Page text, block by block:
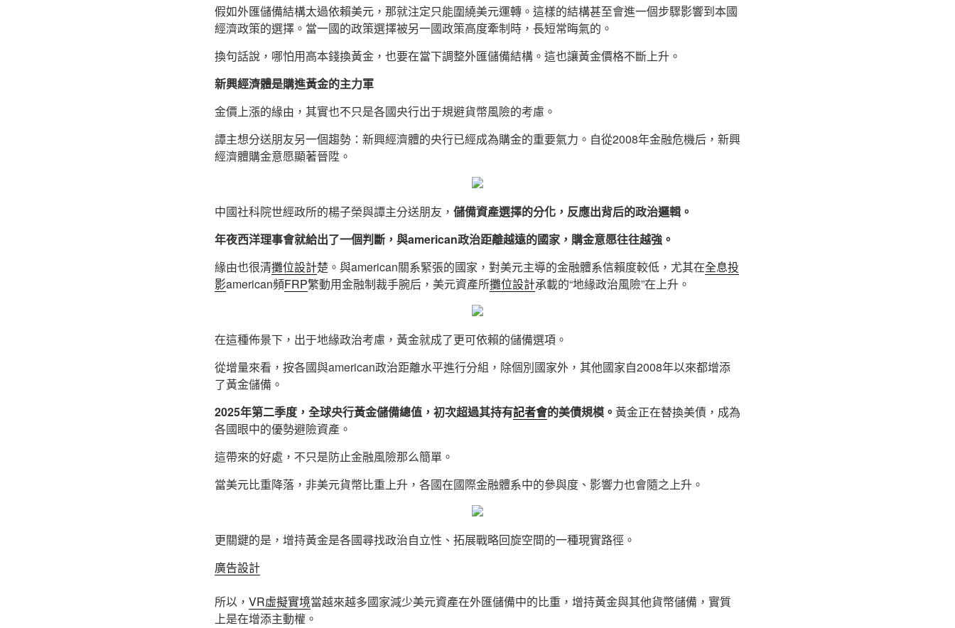
假如外匯儲備結構太過依賴美元，那就注定只能圍繞美元運轉。這樣的結構甚至會進一個步驟影響到本國
經濟政策的選擇。當一國的政策選擇被另一國政策高度牽制時，長短常晦氣的。
換句話說，哪怕用高本錢換黃金，也要在當下調整外匯儲備結構。這也讓黃金價格不斷上升。
新興經濟體是購進黃金的主力軍
金價上漲的緣由，其實也不只是各國央行出于規避貨幣風險的考慮。
譚主想分送朋友另一個趨勢：新興經濟體的央行已經成為購金的重要氣力。自從2008年金融危機后，新興
經濟體購金意愿顯著晉陞。
中國社科院世經政所的楊子榮與譚主分送朋友， 儲備資產選擇的分化，反應出背后的政治邏輯。
年夜西洋理事會就給出了一個判斷，與american政治距離越遠的國家， 購金意愿往往越強。
緣由也很清攤位設計楚。與american關系緊張的國家，對美元主導的金融體系信賴度較低，尤其在全息投
影american頻FRP繁動用金融制裁手腕后，美元資產所攤位設計承載的“地緣政治風險”在上升。
在這種佈景下，出于地緣政治考慮，黃金就成了更可依賴的儲備選項。
從增量來看，按各國與american政治距離水平進行分組，除個別國家外，其他國家自2008年以來都增添
了黃金儲備。
2025年第二季度，全球央行黃金儲備總值，初次超過其持有記者會的美債規模。 黃金正在替換美債，成為
各國眼中的優勢避險資產。
這帶來的好處，不只是防止金融風險那么簡單。
當美元比重降落，非美元貨幣比重上升，各國在國際金融體系中的參與度、影響力也會隨之上升。
更關鍵的是，增持黃金是各國尋找政治自立性、拓展戰略回旋空間的一種現實路徑。
廣告設計
所以， VR虛擬實境當越來越多國家減少美元資產在外匯儲備中的比重，增持黃金與其他貨幣儲備，實質
上是在增添主動權。